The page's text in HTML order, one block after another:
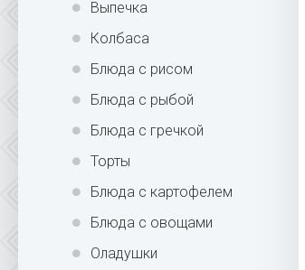
Выпечка
Колбаса
Блюда с рисом
Блюда с рыбой
Блюда с гречкой
Торты
Блюда с картофелем
Блюда с овощами
Оладушки